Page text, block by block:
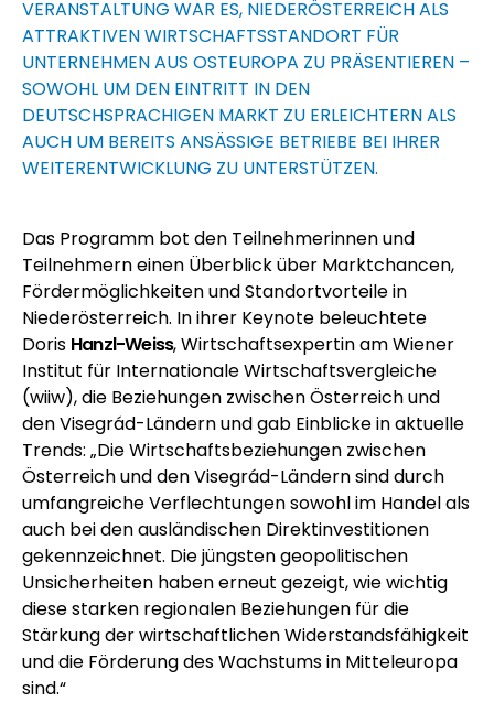
VERANSTALTUNG WAR ES, NIEDERÖSTERREICH ALS
ATTRAKTIVEN WIRTSCHAFTSSTANDORT FÜR
UNTERNEHMEN AUS OSTEUROPA ZU PRÄSENTIEREN –
SOWOHL UM DEN EINTRITT IN DEN
DEUTSCHSPRACHIGEN MARKT ZU ERLEICHTERN ALS
AUCH UM BEREITS ANSÄSSIGE BETRIEBE BEI IHRER
WEITERENTWICKLUNG ZU UNTERSTÜTZEN.
Das Programm bot den Teilnehmerinnen und
Teilnehmern einen Überblick über Marktchancen,
Fördermöglichkeiten und Standortvorteile in
Niederösterreich. In ihrer Keynote beleuchtete
Doris Hanzl-Weiss, Wirtschaftsexpertin am Wiener
Institut für Internationale Wirtschaftsvergleiche
(wiiw), die Beziehungen zwischen Österreich und
den Visegrád-Ländern und gab Einblicke in aktuelle
Trends: „Die Wirtschaftsbeziehungen zwischen
Österreich und den Visegrád-Ländern sind durch
umfangreiche Verflechtungen sowohl im Handel als
auch bei den ausländischen Direktinvestitionen
gekennzeichnet. Die jüngsten geopolitischen
Unsicherheiten haben erneut gezeigt, wie wichtig
diese starken regionalen Beziehungen für die
Stärkung der wirtschaftlichen Widerstandsfähigkeit
und die Förderung des Wachstums in Mitteleuropa
sind.“